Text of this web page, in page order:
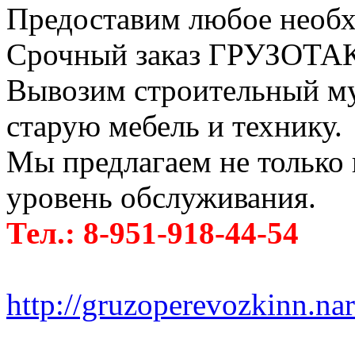
Предоставим любое
Срочный заказ
Вывозим строительный
старую мебель и технику.
Мы предлагаем не
уровень обслуживания.
Тел.: 8-951-918-44-54
http://